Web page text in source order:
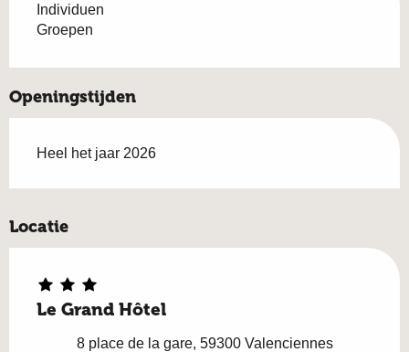
Individuen
Groepen
Openingstijden
Heel het jaar 2026
Locatie
Le Grand Hôtel
8 place de la gare, 59300 Valenciennes